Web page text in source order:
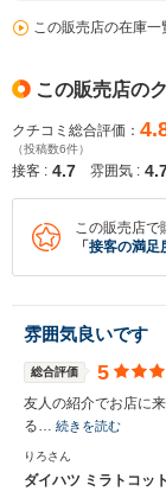
この販売店の在庫一
この販売店の
クチコミ総合評価：
（投稿数6件）
接客 : 4.7 雰囲気 :
この販売店で
「 接客の満足
雰囲気良いです
総合評価 5
友人の紹介でお店に
る… 続きを読む
りろさん
ダイハツ ミラトコッ